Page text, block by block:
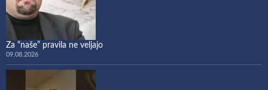
Za “naše” pravila ne veljajo
09.08.2026